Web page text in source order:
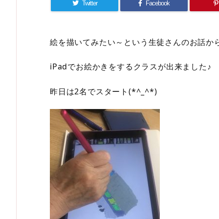
Twitter Facebook
絵を描いてみたい～という生徒さんのお話か
iPadでお絵かきをするクラスが出来ました♪
昨日は2名でスタート(*^_^*)